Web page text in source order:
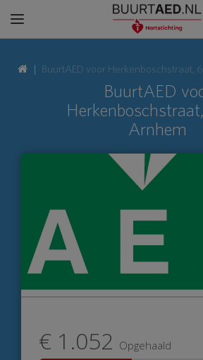
BuurtAED voor Herkenboschstraat,
BuurtAED
Arnhem
€ 1.052 Opgehaald